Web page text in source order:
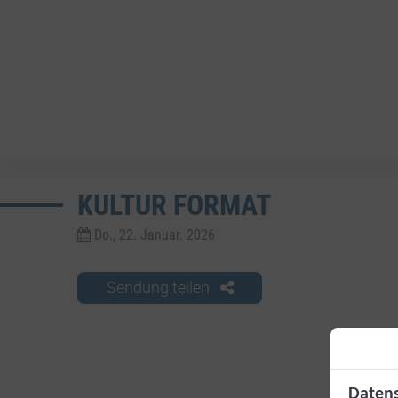
KULTUR FORMAT
Do., 22. Januar. 2026
Sendung teilen